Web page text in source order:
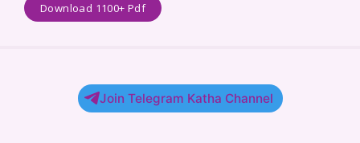
Download 1100+ Pdf
Join Telegram Katha Channel